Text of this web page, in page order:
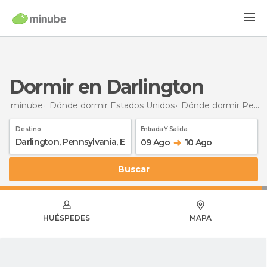
Dormir en Darlington
minube Dónde dormir Estados Unidos Dónde dormir Pensilvania
Destino Entrada Y Salida
09 Ago 10 Ago
Buscar
HUÉSPEDES MAPA